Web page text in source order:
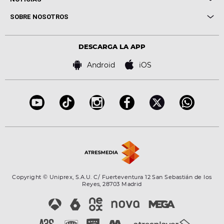
Locutores Europa FM
Cine y Televisión
Virales
SOBRE NOSOTROS
Bases de concursos
DESCARGA LA APP
Android iOS
Copyright © Uniprex, S.A.U. C/ Fuerteventura 12 San Sebastián de los
Reyes, 28703 Madrid